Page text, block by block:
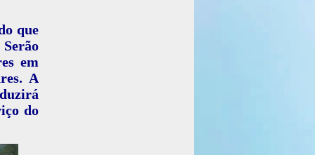
que
em
A
do